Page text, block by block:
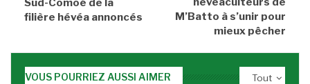
Sud-Comoé de la
filière hévéa annoncés
M’Batto à s’unir pour
mieux pêcher
Tout
VOUS POURRIEZ AUSSI AIMER